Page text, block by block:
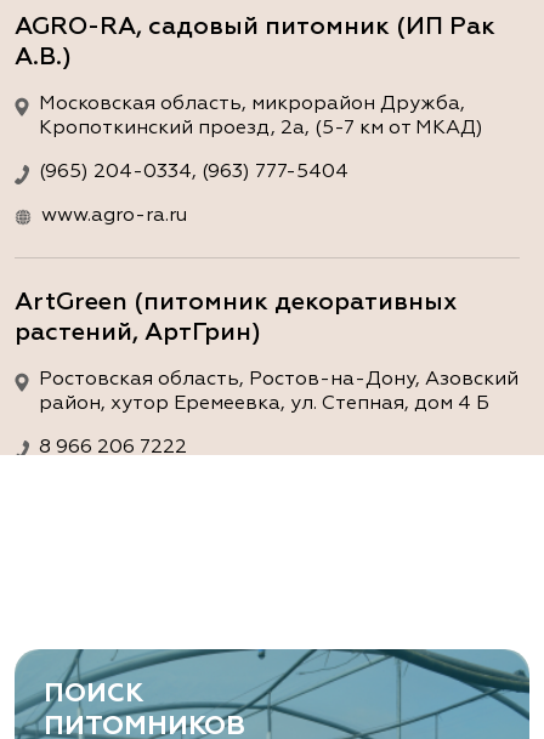
AGRO-RA, садовый питомник (ИП Рак
А.В.)
Московская область, микрорайон Дружба,
Кропоткинский проезд, 2а, (5-7 км от МКАД)
(965) 204-0334, (963) 777-5404
www.agro-ra.ru
ArtGreen (питомник декоративных
растений, АртГрин)
Ростовская область, Ростов-на-Дону, Азовский
район, хутор Еремеевка, ул. Степная, дом 4 Б
8 966 206 7222
Ростовская область, Ростов-на-Дону,
Левобережная ул, дом № 37
8 966 206 7222
ПОИСК
ПИТОМНИКОВ